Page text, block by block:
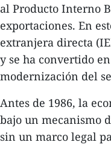
al Producto Interno
exportaciones. En
extranjera directa
y se ha convertido
modernización del
Antes de 1986, la
bajo un mecanismo
sin un marco legal